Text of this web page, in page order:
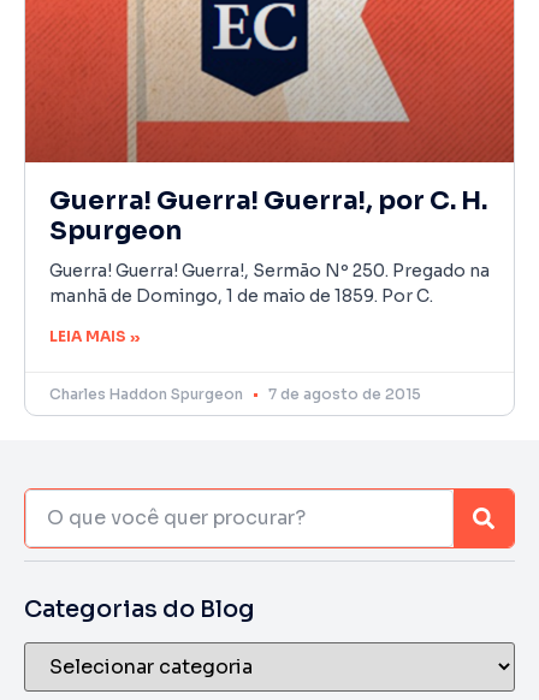
Guerra! Guerra! Guerra!, por C. H.
Spurgeon
Guerra! Guerra! Guerra!, Sermão Nº 250. Pregado na
manhã de Domingo, 1 de maio de 1859. Por C.
LEIA MAIS »
Charles Haddon Spurgeon 7 de agosto de 2015
Categorias do Blog